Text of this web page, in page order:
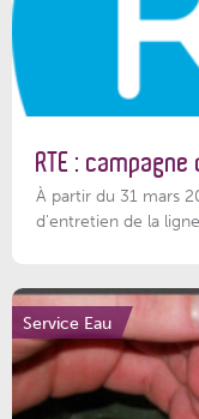
RTE :
À partir du 31 mars
d'entretien de la
Service Eau